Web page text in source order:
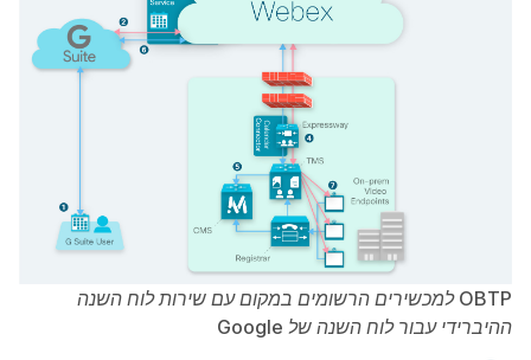
OBTP למכשירים הרשומים במקום עם שירות לוח השנה
ההיברידי עבור לוח השנה של Google